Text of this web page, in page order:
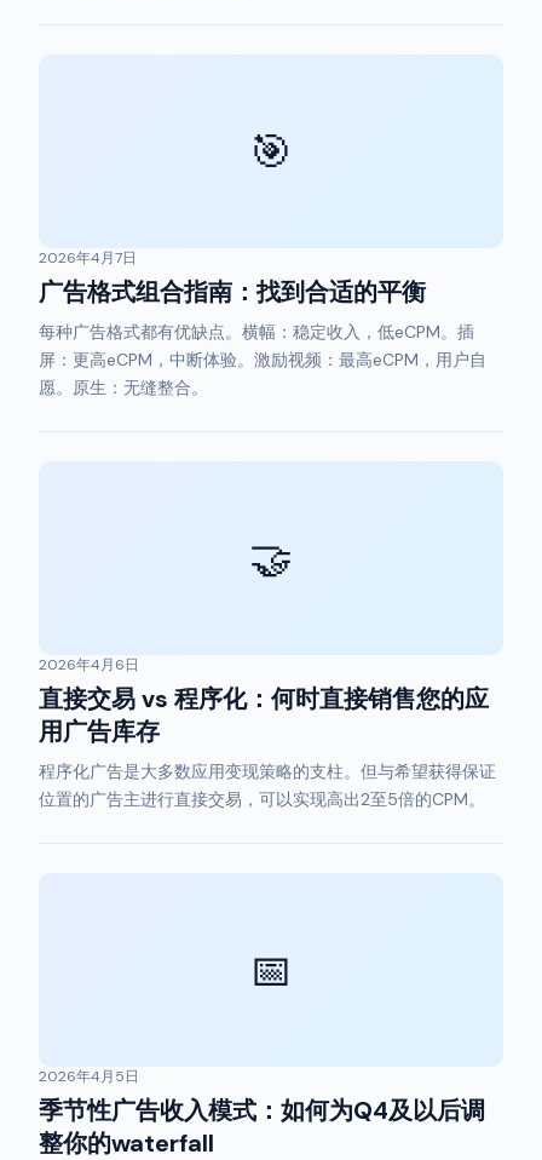
🎯
2026年4月7日
广告格式组合指南：找到合适的平衡
每种广告格式都有优缺点。横幅：稳定收入，低eCPM。插
屏：更高eCPM，中断体验。激励视频：最高eCPM，用户自
愿。原生：无缝整合。
🤝
2026年4月6日
直接交易 vs 程序化：何时直接销售您的应
用广告库存
程序化广告是大多数应用变现策略的支柱。但与希望获得保证
位置的广告主进行直接交易，可以实现高出2至5倍的CPM。
📅
2026年4月5日
季节性广告收入模式：如何为Q4及以后调
整你的waterfall